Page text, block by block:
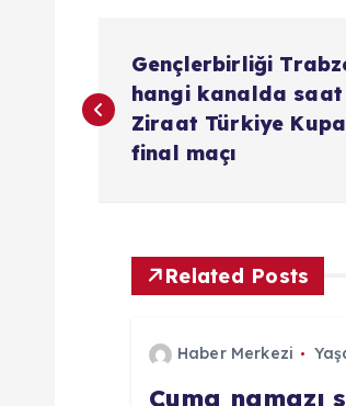
a
Gençlerbirliği
hangi kanalda
Ziraat Türkiye
final maçı
Related Posts
Haber Merkezi
Cuma namazı